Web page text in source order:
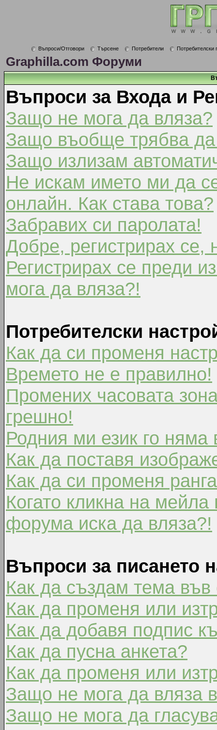
Въпроси/Отговори Търсене Потребители Потребителски
Graphilla.com Форуми
Въпроси за Входа и
Защо не мога да вляза?
Защо въобще трябва да
Защо излизам
Не искам името ми да
онлайн. Как става това?
Забравих си паролата!
Добре, регистрирах се,
Регистрирах се преди
мога да вляза?!
Потребителски
Как да си променя
Времето не е правилно!
Промених часовата
грешно!
Родния ми език го няма
Как да поставя
Как да си променя
Когато кликна на
форума иска да вляза?!
Въпроси за писането
Как да създам тема
Как да променя или
Как да добавя подпис
Как да пусна анкета?
Как да променя или
Защо не мога да вляза
Защо не мога да